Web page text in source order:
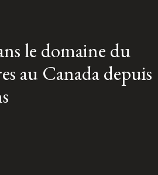
le domaine du
au Canada depuis